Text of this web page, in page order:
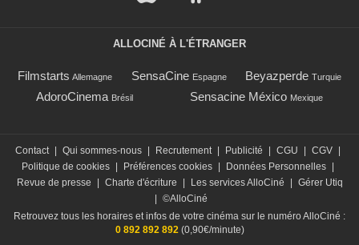
ALLOCINÉ À L'ÉTRANGER
Filmstarts Allemagne SensaCine Espagne Beyazperde Turquie
AdoroCinema Brésil Sensacine México Mexique
Contact Qui sommes-nous Recrutement Publicité CGU CGV
Politique de cookies
Préférences cookies Données Personnelles
Revue de presse
Charte d'écriture Les services AlloCiné
Gérer Utiq
©AlloCiné
Retrouvez tous les horaires et infos de votre cinéma sur le numéro AlloCiné :
0 892 892 892(0,90€/minute)